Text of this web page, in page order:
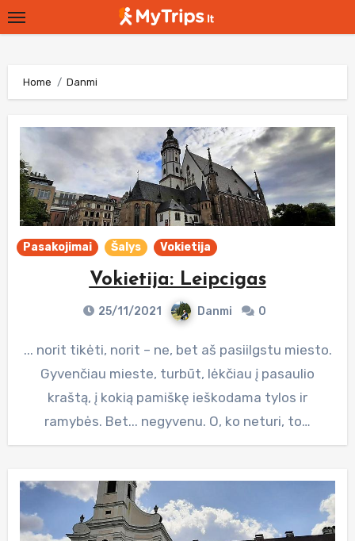
Skip
to
Home Danmi
Pasakojimai Šalys Vokietija
Vokietija: Leipcigas
25/11/2021 Danmi 0
... norit tikėti, norit – ne, bet aš pasiilgstu miesto.
Gyvenčiau mieste, turbūt, lėkčiau į pasaulio
kraštą, į kokią pamiškę ieškodama tylos ir
ramybės. Bet... negyvenu. O, ko neturi, to…